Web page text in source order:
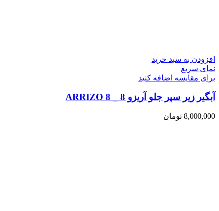
افزودن به سبد خرید
نمای سریع
برای مقایسه اضافه کنید
آبگیر زیر سپر جلو آریزو 8 _ ARRIZO 8
8,000,000 تومان